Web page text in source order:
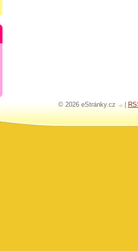
© 2026 eStránky.cz